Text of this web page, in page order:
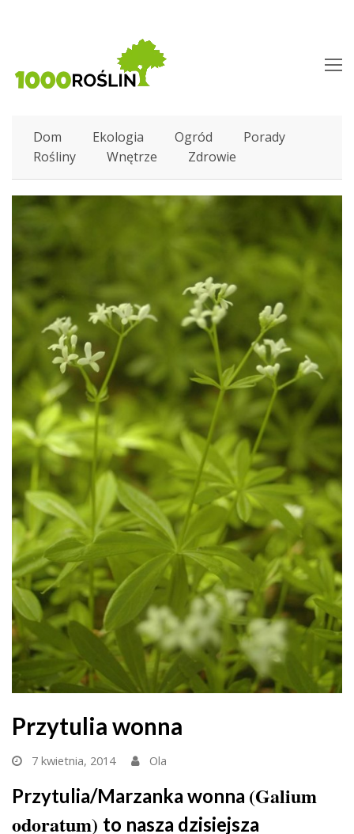
Dom Ekologia Ogród
Porady
Rośliny
Wnętrze Zdrowie
Przytulia wonna
7 kwietnia, 2014 Ola
Przytulia/Marzanka wonna (Galium
odoratum) to nasza dzisiejsza